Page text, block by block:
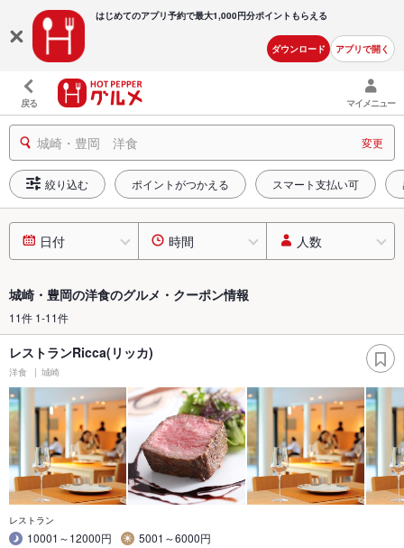
はじめてのアプリ予約で最大1,000円分ポイントもらえる
ダウンロード アプリで開く
戻る マイメニュー
城崎・豊岡 洋食 変更
絞り込む ポイントがつかえる スマート支払い可
日付 時間 人数
城崎・豊岡の洋食のグルメ・クーポン情報
11件 1-11件
レストランRicca(リッカ)
洋食 城崎
レストラン
10001～12000円
5001～6000円